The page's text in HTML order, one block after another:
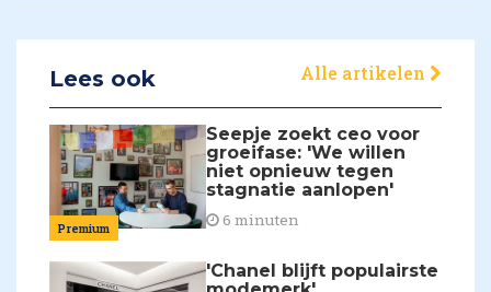
Lees ook Alle artikelen
Premium
Seepje zoekt ceo voor
groeifase: 'We willen
niet opnieuw tegen
stagnatie aanlopen'
6 minuten
'Chanel blijft populairste